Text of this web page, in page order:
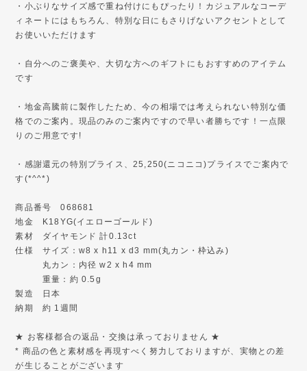
・小ぶりなサイズ感で重ね付けにもぴったり！カジュアルなコーデ
ィネートにはもちろん、特別な日にもさりげないアクセントとして
お使いいただけます
・自分へのご褒美や、大切な方へのギフトにもおすすめのアイテム
です
・地金高騰前に製作したため、今の相場では考えられない特別な価
格でのご案内。現品のみのご案内ですので早い者勝ちです！一点限
りのご用意です!
・感謝還元の特別プライス、25,250(ニコニコ)プライスでご案内で
す(*^^*)
商品番号 068681
地金 K18YG(イエローゴールド)
素材 ダイヤモンド 計0.13ct
仕様 サイズ：w8 x h11 x d3 mm(丸カン・枠込み)
丸カン：内径 w2 x h4 mm
重量：約 0.5g
製造 日本
納期 約 1週間
★ お客様都合の返品・交換は承っておりません ★
* 商品の色と素材感を再現すべく努力しておりますが、実物との差
が生じることがございます